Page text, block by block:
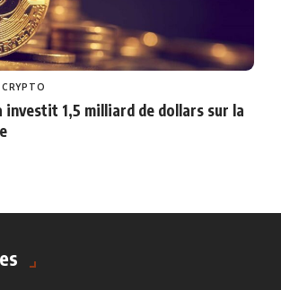
investit 1,5 milliard de dollars sur la